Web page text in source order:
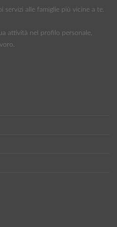
servizi alle famiglie più vicine a te.
attività nel profilo personale,